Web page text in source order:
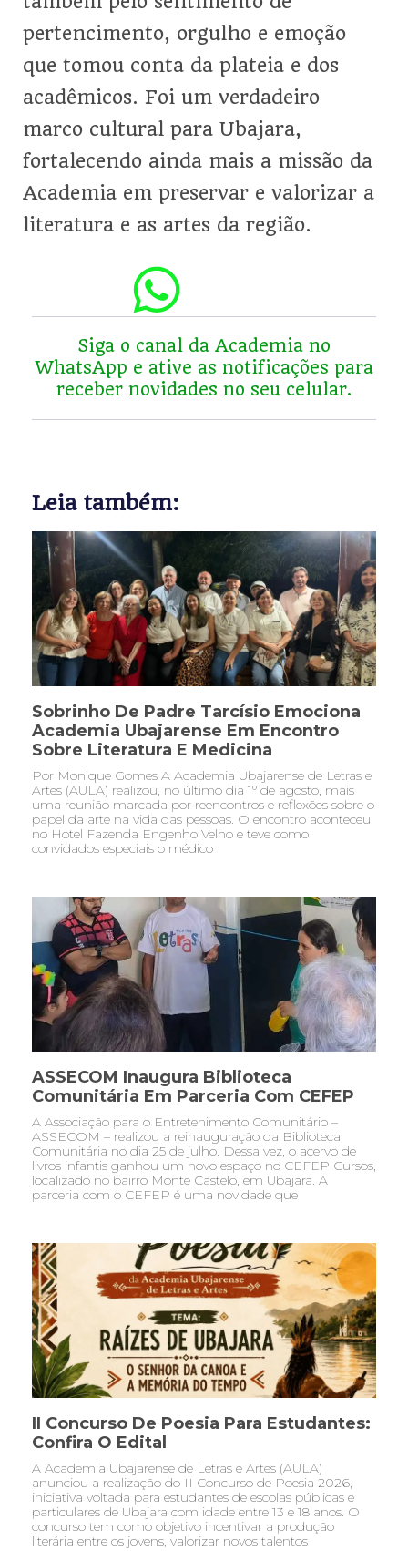
pertencimento, orgulho e emoção
que tomou conta da plateia e dos
acadêmicos. Foi um verdadeiro
marco cultural para Ubajara,
fortalecendo ainda mais a missão da
Academia em preservar e valorizar a
literatura e as artes da região.
Siga o canal da Academia no
WhatsApp e ative as notificações para
receber novidades no seu celular.
Leia também:
Sobrinho De Padre Tarcísio Emociona
Academia Ubajarense Em Encontro
Sobre Literatura E Medicina
Por Monique Gomes A Academia Ubajarense de Letras e
Artes (AULA) realizou, no último dia 1º de agosto, mais
uma reunião marcada por reencontros e reflexões sobre o
papel da arte na vida das pessoas. O encontro aconteceu
no Hotel Fazenda Engenho Velho e teve como
convidados especiais o médico
ASSECOM Inaugura Biblioteca
Comunitária Em Parceria Com CEFEP
A Associação para o Entretenimento Comunitário –
ASSECOM – realizou a reinauguração da Biblioteca
Comunitária no dia 25 de julho. Dessa vez, o acervo de
livros infantis ganhou um novo espaço no CEFEP Cursos,
localizado no bairro Monte Castelo, em Ubajara. A
parceria com o CEFEP é uma novidade que
II Concurso De Poesia Para Estudantes:
Confira O Edital
A Academia Ubajarense de Letras e Artes (AULA)
anunciou a realização do II Concurso de Poesia 2026,
iniciativa voltada para estudantes de escolas públicas e
particulares de Ubajara com idade entre 13 e 18 anos. O
concurso tem como objetivo incentivar a produção
literária entre os jovens, valorizar novos talentos